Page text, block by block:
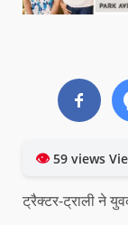
👁59 views
ट्रैक्टर-ट्राली ने